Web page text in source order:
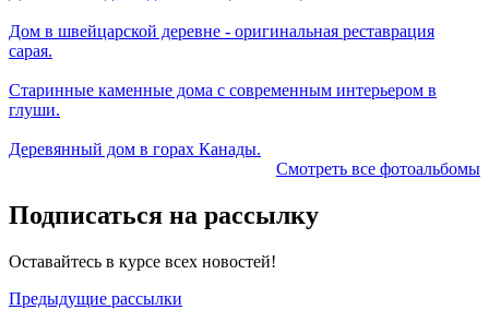
Дом в швейцарской деревне - оригинальная реставрация
сарая.
Старинные каменные дома с современным интерьером в
глуши.
Деревянный дом в горах Канады.
Смотреть все фотоальбомы
Подписаться на рассылку
Оставайтесь в курсе всех новостей!
Предыдущие рассылки